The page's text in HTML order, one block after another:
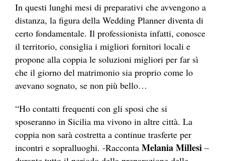
In questi lunghi mesi di preparativi che avvengono a
distanza, la figura della Wedding Planner diventa di
certo fondamentale. Il professionista infatti, conosce
il territorio, consiglia i migliori fornitori locali e
propone alla coppia le soluzioni migliori per far sì
che il giorno del matrimonio sia proprio come lo
avevano sognato, se non più bello…
“Ho contatti frequenti con gli sposi che si
sposeranno in Sicilia ma vivono in altre città. La
coppia non sarà costretta a continue trasferte per
incontri e sopralluoghi. -Racconta Melania Millesi –